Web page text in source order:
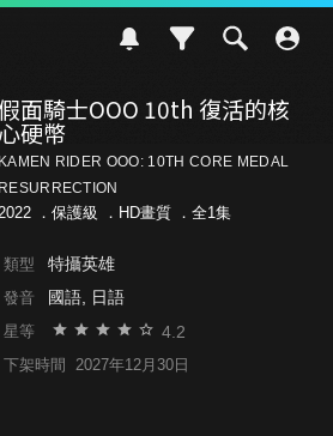
面騎士OOO 10th 復活的核
心硬幣
KAMEN RIDER OOO: 10TH CORE MEDAL
RESURRECTION
． 保護級 ．HD畫質 ．全1集
類型 特攝英雄
發音 國語, 日語
星等 4.2
下架時間 2027年12月30日